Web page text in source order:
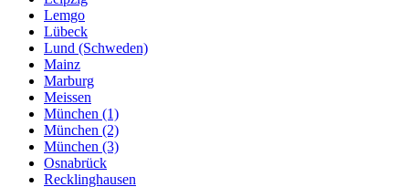
Lemgo
Lübeck
Lund (Schweden)
Mainz
Marburg
Meissen
München (1)
München (2)
München (3)
Osnabrück
Recklinghausen